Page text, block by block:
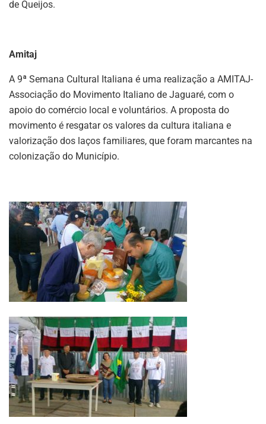
de Queijos.
Amitaj
A 9ª Semana Cultural Italiana é uma realização a AMITAJ-
Associação do Movimento Italiano de Jaguaré, com o
apoio do comércio local e voluntários. A proposta do
movimento é resgatar os valores da cultura italiana e
valorização dos laços familiares, que foram marcantes na
colonização do Município.